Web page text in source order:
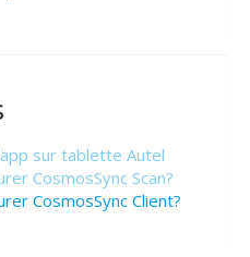
sur tablette Autel
CosmosSync Scan?
CosmosSync Client?